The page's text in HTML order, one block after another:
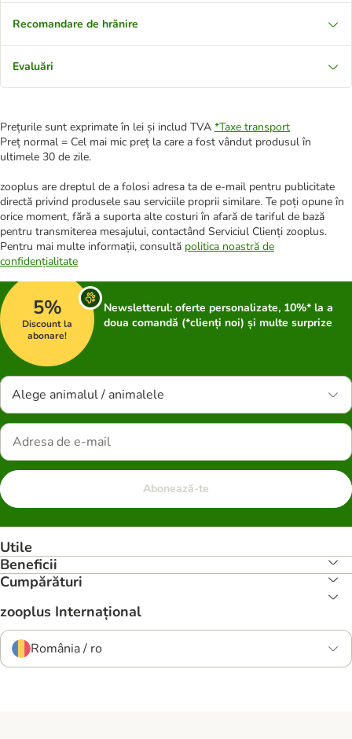
Recomandare de hrănire
Evaluări
Prețurile sunt exprimate în lei și includ TVA *Taxe transport
Preț normal = Cel mai mic preț la care a fost vândut produsul în
ultimele 30 de zile.
zooplus are dreptul de a folosi adresa ta de e-mail pentru publicitate
directă privind produsele sau serviciile proprii similare. Te poți opune în
orice moment, fără a suporta alte costuri în afară de tariful de bază
pentru transmiterea mesajului, contactând Serviciul Clienți zooplus.
Pentru mai multe informații, consultă politica noastră de
confidențialitate
5%
Discount la
abonare!
Newsletterul: oferte personalizate, 10%* la a
doua comandă (*clienți noi) și multe surprize
Alege animalul / animalele
Abonează-te
Utile
Beneficii
Cumpărături
zooplus Internațional
România / ro